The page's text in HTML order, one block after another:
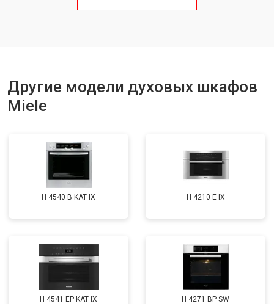
Другие модели духовых шкафов
Miele
H 4540 B KAT IX H 4210 E IX
H 4541 EP KAT IX H 4271 BP SW